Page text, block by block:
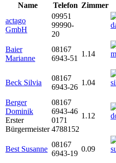
Name
Telefon Zimmer
actago
GmbH
09951
99990-
20
Baier
Marianne
08167
6943-51
1.14
Beck Silvia
08167
6943-26
1.04
Berger
Dominik
Erster
Bürgermeister
08167
6943-46
0171
4788152
1.12
Best Susanne
08167
6943-19
0.09